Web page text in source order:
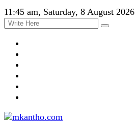
11:45 am, Saturday, 8 August 2026